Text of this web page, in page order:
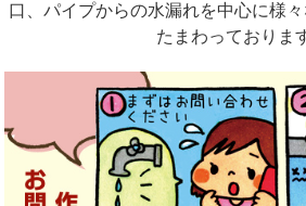
口、パイプからの水漏れを中心に様
たまわっておりま